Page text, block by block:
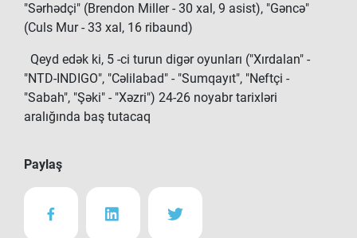
"Sərhədçi" (Brendon Miller - 30 xal, 9 asist), "Gəncə"
(Culs Mur - 33 xal, 16 ribaund)
Qeyd edək ki, 5 -ci turun digər oyunları ("Xırdalan" -
"NTD-INDIGO", "Cəlilabad" - "Sumqayıt", "Neftçi -
"Sabah", "Şəki" - "Xəzri") 24-26 noyabr tarixləri
aralığında baş tutacaq
Paylaş